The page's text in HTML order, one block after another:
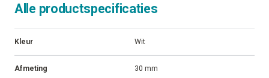
Alle productspecificaties
Kleur Wit
Afmeting 30 mm